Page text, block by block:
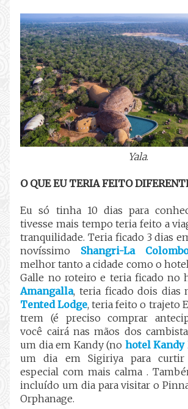
Yala.
O QUE EU TERIA FEITO
Eu só tinha 10 dias para
tivesse mais tempo teria feito a
tranquilidade. Teria ficado 3 dias
novíssimo Shangri-La
melhor tanto a cidade como o
Galle no roteiro e teria ficado no
Amangalla, teria ficado dois dias
Tented Lodge, teria feito o trajeto
trem (é preciso comprar
você cairá nas mãos dos
um dia em Kandy (no hotel Kandy
um dia em Sigiriya para
especial com mais calma .
incluído um dia para visitar o
Orphanage.